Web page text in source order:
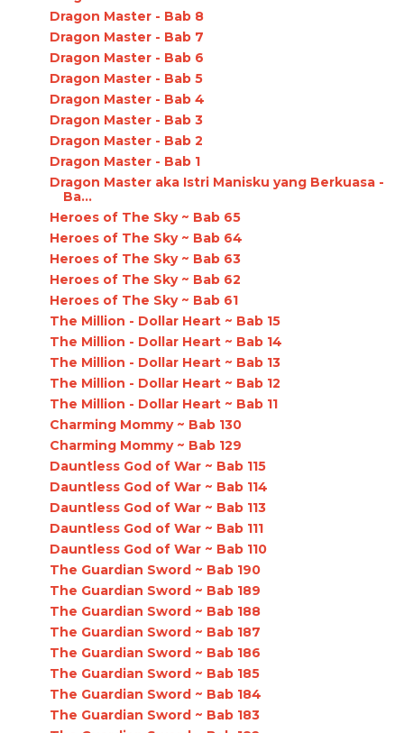
Dragon Master - Bab 8
Dragon Master - Bab 7
Dragon Master - Bab 6
Dragon Master - Bab 5
Dragon Master - Bab 4
Dragon Master - Bab 3
Dragon Master - Bab 2
Dragon Master - Bab 1
Dragon Master aka Istri Manisku yang Berkuasa -
Ba...
Heroes of The Sky ~ Bab 65
Heroes of The Sky ~ Bab 64
Heroes of The Sky ~ Bab 63
Heroes of The Sky ~ Bab 62
Heroes of The Sky ~ Bab 61
The Million - Dollar Heart ~ Bab 15
The Million - Dollar Heart ~ Bab 14
The Million - Dollar Heart ~ Bab 13
The Million - Dollar Heart ~ Bab 12
The Million - Dollar Heart ~ Bab 11
Charming Mommy ~ Bab 130
Charming Mommy ~ Bab 129
Dauntless God of War ~ Bab 115
Dauntless God of War ~ Bab 114
Dauntless God of War ~ Bab 113
Dauntless God of War ~ Bab 111
Dauntless God of War ~ Bab 110
The Guardian Sword ~ Bab 190
The Guardian Sword ~ Bab 189
The Guardian Sword ~ Bab 188
The Guardian Sword ~ Bab 187
The Guardian Sword ~ Bab 186
The Guardian Sword ~ Bab 185
The Guardian Sword ~ Bab 184
The Guardian Sword ~ Bab 183